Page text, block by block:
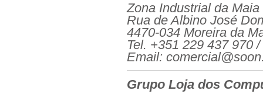
Zona Industrial da
Rua de Albino José
4470-034 Moreira da
Tel. +351 229 437 970
Email:
Grupo Loja dos